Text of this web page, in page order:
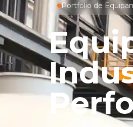
Portfólio de